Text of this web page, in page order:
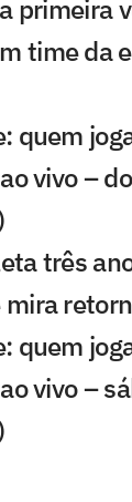
primeira
time da
quem
vivo –
três
quem
vivo –